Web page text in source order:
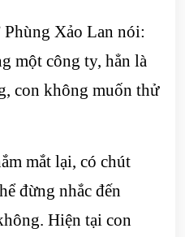
Phùng Xảo Lan nói:
một công ty, hẳn là
con không muốn thử
mắt lại, có chút
đừng nhắc đến
Hiện tại con